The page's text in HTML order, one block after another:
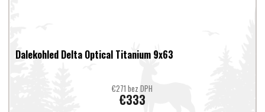
Dalekohled Delta Optical Titanium 9x63
€271 bez DPH
€333